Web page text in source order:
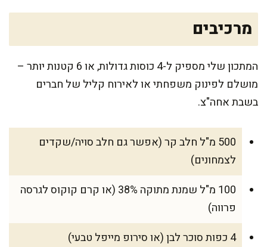
מרכיבים
המתכון שלי מספיק ל-4 כוסות גדולות, או 6 קטנות יותר –
מושלם לפינוק משפחתי או לאירוח קליל של חברים
בשבת אחה"צ.
500 מ"ל חלב קר (אפשר גם חלב סויה/שקדים
לצמחונים)
100 מ"ל שמנת מתוקה 38% (או קרם קוקוס לגרסה
פרווה)
4 כפות סוכר לבן (או סירופ מייפל טבעי)